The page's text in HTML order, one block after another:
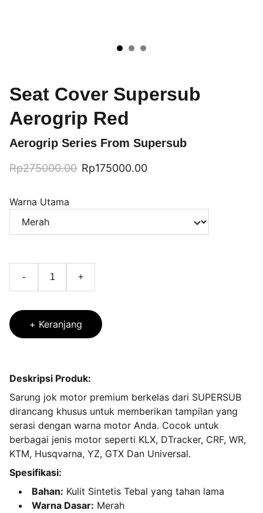
Seat Cover Supersub
Aerogrip Red
Aerogrip Series From Supersub
Rp275000.00 Rp175000.00
Warna Utama
- +
+ Keranjang
Deskripsi Produk:
Sarung jok motor premium berkelas dari SUPERSUB
dirancang khusus untuk memberikan tampilan yang
serasi dengan warna motor Anda. Cocok untuk
berbagai jenis motor seperti KLX, DTracker, CRF, WR,
KTM, Husqvarna, YZ, GTX Dan Universal.
Spesifikasi:
Bahan: Kulit Sintetis Tebal yang tahan lama
Warna Dasar: Merah